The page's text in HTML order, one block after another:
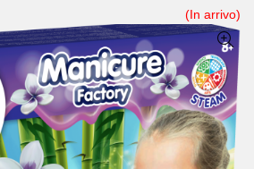
(In arrivo)